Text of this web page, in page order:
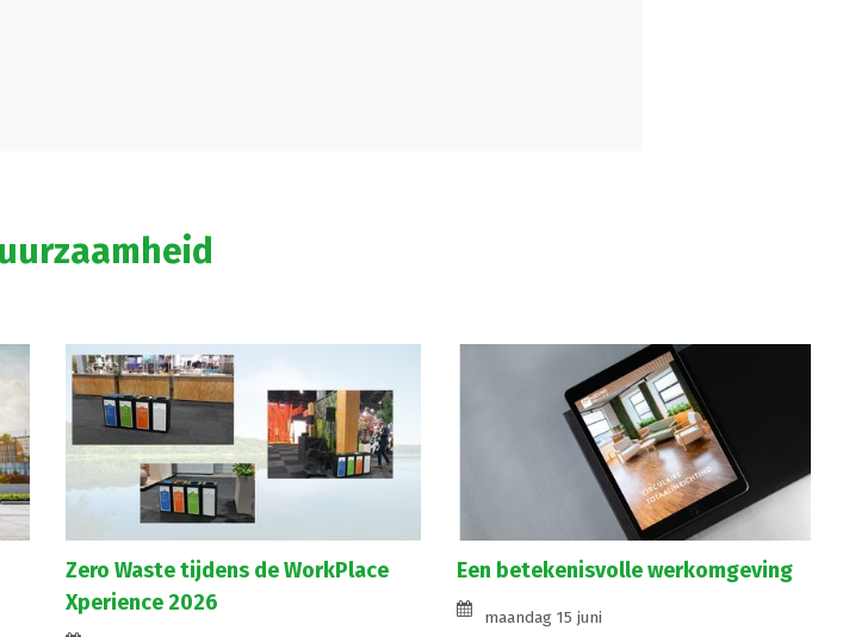
Zero Waste tijdens de WorkPlace
Xperience 2026
Een betekenisvolle werkomgeving
maandag 15 juni